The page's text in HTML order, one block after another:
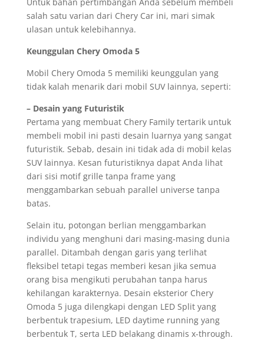
salah satu varian dari Chery Car ini, mari simak
ulasan untuk kelebihannya.
Keunggulan Chery Omoda 5
Mobil Chery Omoda 5 memiliki keunggulan yang
tidak kalah menarik dari mobil SUV lainnya, seperti:
– Desain yang Futuristik
Pertama yang membuat Chery Family tertarik untuk
membeli mobil ini pasti desain luarnya yang sangat
futuristik. Sebab, desain ini tidak ada di mobil kelas
SUV lainnya. Kesan futuristiknya dapat Anda lihat
dari sisi motif grille tanpa frame yang
menggambarkan sebuah parallel universe tanpa
batas.
Selain itu, potongan berlian menggambarkan
individu yang menghuni dari masing-masing dunia
parallel. Ditambah dengan garis yang terlihat
fleksibel tetapi tegas memberi kesan jika semua
orang bisa mengikuti perubahan tanpa harus
kehilangan karakternya. Desain eksterior Chery
Omoda 5 juga dilengkapi dengan LED Split yang
berbentuk trapesium, LED daytime running yang
berbentuk T, serta LED belakang dinamis x-through.